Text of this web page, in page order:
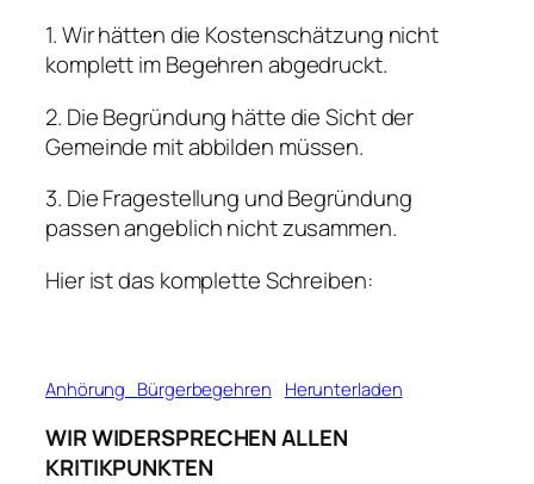
1. Wir hätten die Kostenschätzung nicht
komplett im Begehren abgedruckt.
2. Die Begründung hätte die Sicht der
Gemeinde mit abbilden müssen.
3. Die Fragestellung und Begründung
passen angeblich nicht zusammen.
Hier ist das komplette Schreiben:
Anhörung_Bürgerbegehren Herunterladen
WIR WIDERSPRECHEN ALLEN
KRITIKPUNKTEN